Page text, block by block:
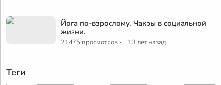
Йога по-взрослому. Чакры в социальной
жизни.
21475 просмотров · 13 лет назад
Теги